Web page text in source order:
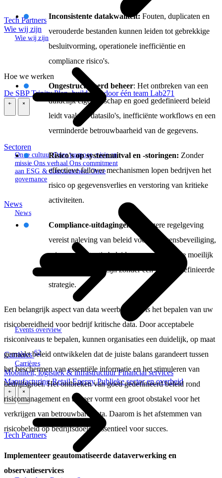
Tech Partners
Wie wij zijn
Wie wij zijn
Onze cultuurOnze purpose, visie en
missieOns verhaalOns commitment
aan ESG & duurzaamheidOnze
governance
News
News
Events overview
Carrières62
Carrières
Hoe we werken
De SBP TrinityPlan, build, run door één team Lab271
Sectoren
Mobiliteit, logistiek & infrastructuurFinancial services
ManufacturingRetailEnergyPublieke sector en overheid
\ \
Tech Partners
Inconsistente datakwaliteit: Fouten, duplicaten en
verouderde bestanden kunnen leiden tot gebrekkige
besluitvorming, operationele inefficiëntie en
compliance risico's.
Ongestructureerd beheer: Het ontbreken van een
duidelijk eigenaarschap en goed gedefinieerd beleid
leidt vaak tot datasilo's, inefficiënte workflows en een
verminderde betrouwbaarheid van de gegevens.
Risico's op systeemuitval en -storingen: Zonder
effectieve failover mechanismen lopen bedrijven het
risico op gegevensverlies en verstoring van kritieke
activiteiten.
Compliance-uitdagingen:
Strengere regelgeving
vereist naleving van beleid voor gegevensbeveiliging,
privacy en retentie beleid – een naleving die moeilijk
te handhaven kan zijn zonder een goed gedefinieerde
strategie.
Een belangrijk aspect van data weerbaarheid is het bepalen van uw
risicobereidheid voor bedrijf kritische data. Door acceptabele
risiconiveaus te bepalen, kunnen organisaties een duidelijk, op maat
gemaakt beleid ontwikkelen dat de juiste balans garandeert tussen
het beschermen van essentiële informatie en het stimuleren van
bedrijfsgroei. Het ontbreken van goed gedefinieerd beleid rond
risicomanagement en beheer vormt een groot obstakel voor het
verkrijgen van betrouwbare data. Daarom is het afstemmen van
risicobeleid op bedrijfsdoelen essentieel voor succes.
Implementeer geautomatiseerde dataverwerking en
observatieservices